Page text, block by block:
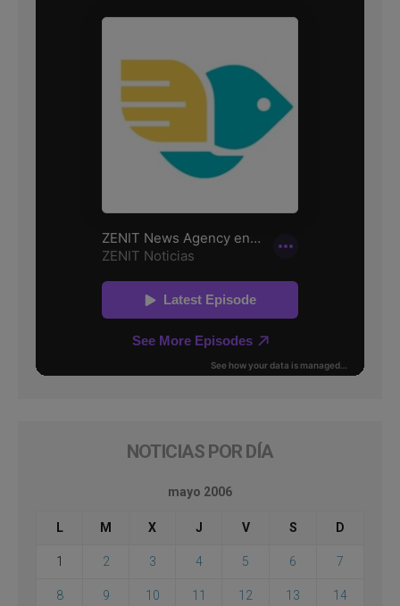
NOTICIAS POR DÍA
mayo 2006
L M X J V S D
1 2 3 4 5 6 7
8 9 10 11 12 13 14